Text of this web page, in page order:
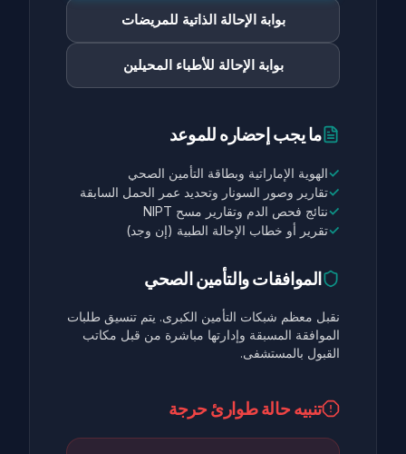
بوابة الإحالة الذاتية للمريضات
بوابة الإحالة للأطباء المحيلين
ما يجب إحضاره للموعد
✓الهوية الإماراتية وبطاقة التأمين الصحي
✓تقارير وصور السونار وتحديد عمر الحمل السابقة
✓نتائج فحص الدم وتقارير مسح NIPT
✓تقرير أو خطاب الإحالة الطبية (إن وجد)
الموافقات والتأمين الصحي
نقبل معظم شبكات التأمين الكبرى. يتم تنسيق طلبات
الموافقة المسبقة وإدارتها مباشرة من قبل مكاتب
القبول بالمستشفى.
تنبيه حالة طوارئ حرجة